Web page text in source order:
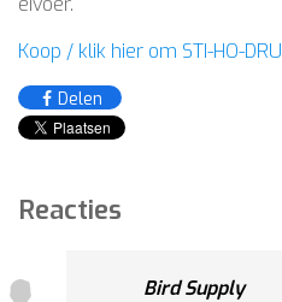
Koop / klik hier om STI-HO-
Delen
Reacties
Bird Supply